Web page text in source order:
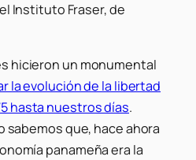
Instituto Fraser, de
hicieron un monumental
la evolución de la libertad
hasta nuestros días.
sabemos que, hace ahora
panameña era la